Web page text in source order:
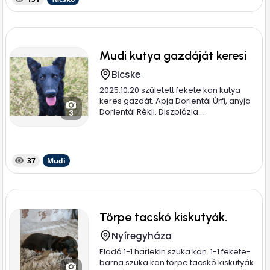
3
Mudi kutya gazdáját keresi
Bicske
2025.10.20 született fekete kan kutya
keres gazdát. Apja Dorientál Úrfi, anyja
Dorientál Rèkli. Diszplázia...
37 Mudi
Törpe tacskó kiskutyák.
Nyíregyháza
Eladó 1-1 harlekin szuka kan. 1-1 fekete-
barna szuka kan törpe tacskó kiskutyák